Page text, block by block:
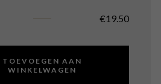
€19.50
TOEVOEGEN AAN
WINKELWAGEN